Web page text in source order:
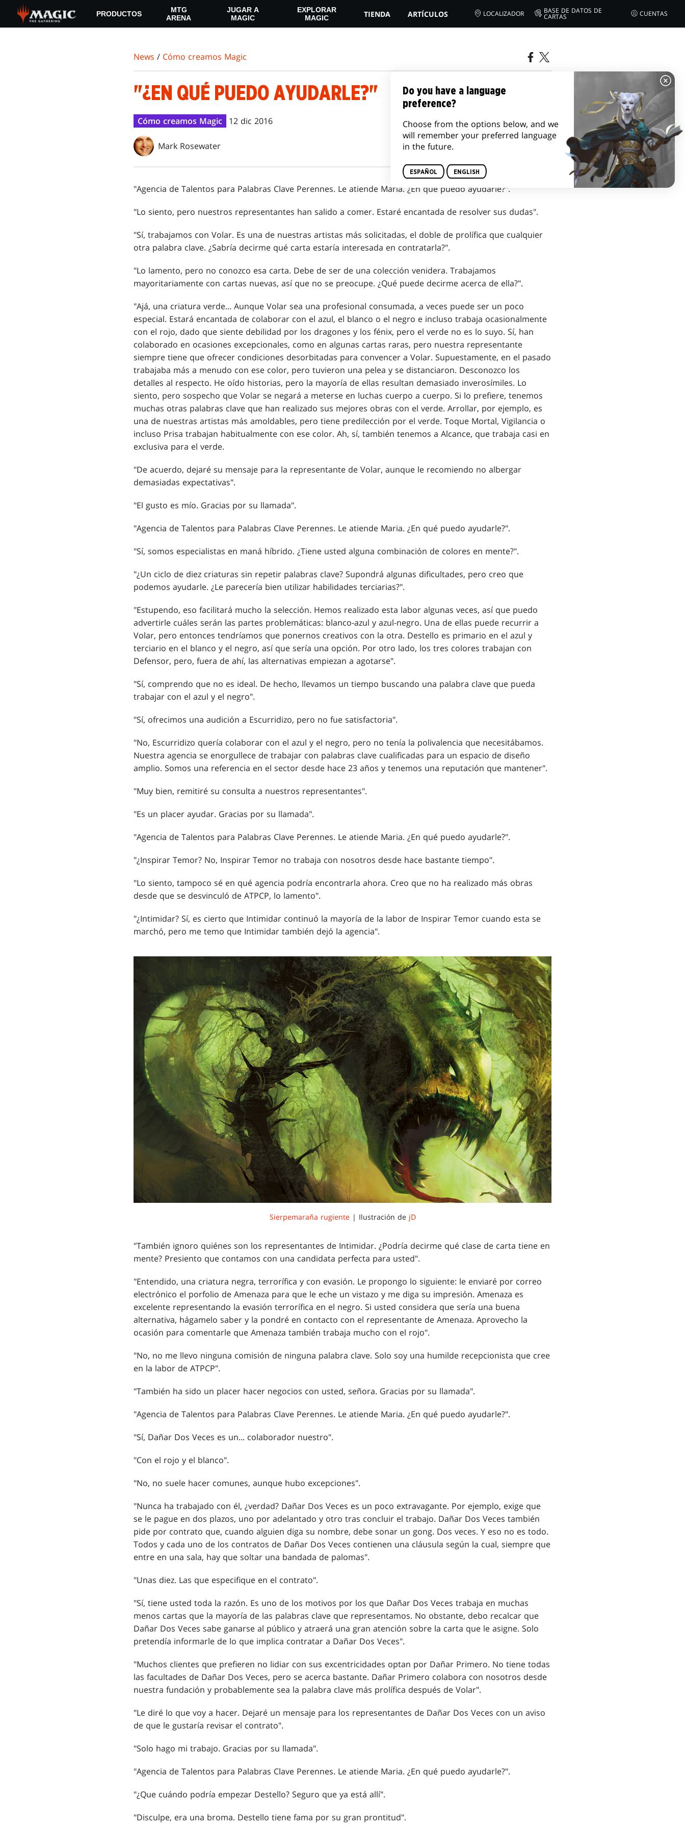
main
PRODUCTOS
MTG
ARENA
JUGAR A
MAGIC
EXPLORAR
MAGIC
TIENDA ARTÍCULOS LOCALIZADOR BASE DE DATOS DE
CARTAS CUENTAS
News / Cómo creamos Magic
"¿EN QUÉ PUEDO AYUDARLE?"
Cómo creamos Magic 12 dic 2016
Mark Rosewater
"Agencia de Talentos para Palabras Clave Perennes. Le atiende Maria. ¿En qué puedo ayudarle?".
"Lo siento, pero nuestros representantes han salido a comer. Estaré encantada de resolver sus dudas".
"Sí, trabajamos con Volar. Es una de nuestras artistas más solicitadas, el doble de prolífica que cualquier
otra palabra clave. ¿Sabría decirme qué carta estaría interesada en contratarla?".
"Lo lamento, pero no conozco esa carta. Debe de ser de una colección venidera. Trabajamos
mayoritariamente con cartas nuevas, así que no se preocupe. ¿Qué puede decirme acerca de ella?".
"Ajá, una criatura verde... Aunque Volar sea una profesional consumada, a veces puede ser un poco
especial. Estará encantada de colaborar con el azul, el blanco o el negro e incluso trabaja ocasionalmente
con el rojo, dado que siente debilidad por los dragones y los fénix, pero el verde no es lo suyo. Sí, han
colaborado en ocasiones excepcionales, como en algunas cartas raras, pero nuestra representante
siempre tiene que ofrecer condiciones desorbitadas para convencer a Volar. Supuestamente, en el pasado
trabajaba más a menudo con ese color, pero tuvieron una pelea y se distanciaron. Desconozco los
detalles al respecto. He oído historias, pero la mayoría de ellas resultan demasiado inverosímiles. Lo
siento, pero sospecho que Volar se negará a meterse en luchas cuerpo a cuerpo. Si lo prefiere, tenemos
muchas otras palabras clave que han realizado sus mejores obras con el verde. Arrollar, por ejemplo, es
una de nuestras artistas más amoldables, pero tiene predilección por el verde. Toque Mortal, Vigilancia o
incluso Prisa trabajan habitualmente con ese color. Ah, sí, también tenemos a Alcance, que trabaja casi en
exclusiva para el verde.
"De acuerdo, dejaré su mensaje para la representante de Volar, aunque le recomiendo no albergar
demasiadas expectativas".
"El gusto es mío. Gracias por su llamada".
"Agencia de Talentos para Palabras Clave Perennes. Le atiende Maria. ¿En qué puedo ayudarle?".
"Sí, somos especialistas en maná híbrido. ¿Tiene usted alguna combinación de colores en mente?".
"¿Un ciclo de diez criaturas sin repetir palabras clave? Supondrá algunas dificultades, pero creo que
podemos ayudarle. ¿Le parecería bien utilizar habilidades terciarias?".
"Estupendo, eso facilitará mucho la selección. Hemos realizado esta labor algunas veces, así que puedo
advertirle cuáles serán las partes problemáticas: blanco-azul y azul-negro. Una de ellas puede recurrir a
Volar, pero entonces tendríamos que ponernos creativos con la otra. Destello es primario en el azul y
terciario en el blanco y el negro, así que sería una opción. Por otro lado, los tres colores trabajan con
Defensor, pero, fuera de ahí, las alternativas empiezan a agotarse".
"Sí, comprendo que no es ideal. De hecho, llevamos un tiempo buscando una palabra clave que pueda
trabajar con el azul y el negro".
"Sí, ofrecimos una audición a Escurridizo, pero no fue satisfactoria".
"No, Escurridizo quería colaborar con el azul y el negro, pero no tenía la polivalencia que necesitábamos.
Nuestra agencia se enorgullece de trabajar con palabras clave cualificadas para un espacio de diseño
amplio. Somos una referencia en el sector desde hace 23 años y tenemos una reputación que mantener".
"Muy bien, remitiré su consulta a nuestros representantes".
"Es un placer ayudar. Gracias por su llamada".
"Agencia de Talentos para Palabras Clave Perennes. Le atiende Maria. ¿En qué puedo ayudarle?".
"¿Inspirar Temor? No, Inspirar Temor no trabaja con nosotros desde hace bastante tiempo".
"Lo siento, tampoco sé en qué agencia podría encontrarla ahora. Creo que no ha realizado más obras
desde que se desvinculó de ATPCP, lo lamento".
"¿Intimidar? Sí, es cierto que Intimidar continuó la mayoría de la labor de Inspirar Temor cuando esta se
marchó, pero me temo que Intimidar también dejó la agencia".
Sierpemaraña rugiente | Ilustración de jD
"También ignoro quiénes son los representantes de Intimidar. ¿Podría decirme qué clase de carta tiene en
mente? Presiento que contamos con una candidata perfecta para usted".
"Entendido, una criatura negra, terrorífica y con evasión. Le propongo lo siguiente: le enviaré por correo
electrónico el porfolio de Amenaza para que le eche un vistazo y me diga su impresión. Amenaza es
excelente representando la evasión terrorífica en el negro. Si usted considera que sería una buena
alternativa, hágamelo saber y la pondré en contacto con el representante de Amenaza. Aprovecho la
ocasión para comentarle que Amenaza también trabaja mucho con el rojo".
"No, no me llevo ninguna comisión de ninguna palabra clave. Solo soy una humilde recepcionista que cree
en la labor de ATPCP".
"También ha sido un placer hacer negocios con usted, señora. Gracias por su llamada".
"Agencia de Talentos para Palabras Clave Perennes. Le atiende Maria. ¿En qué puedo ayudarle?".
"Sí, Dañar Dos Veces es un... colaborador nuestro".
"Con el rojo y el blanco".
"No, no suele hacer comunes, aunque hubo excepciones".
"Nunca ha trabajado con él, ¿verdad? Dañar Dos Veces es un poco extravagante. Por ejemplo, exige que
se le pague en dos plazos, uno por adelantado y otro tras concluir el trabajo. Dañar Dos Veces también
pide por contrato que, cuando alguien diga su nombre, debe sonar un gong. Dos veces. Y eso no es todo.
Todos y cada uno de los contratos de Dañar Dos Veces contienen una cláusula según la cual, siempre que
entre en una sala, hay que soltar una bandada de palomas".
"Unas diez. Las que especifique en el contrato".
"Sí, tiene usted toda la razón. Es uno de los motivos por los que Dañar Dos Veces trabaja en muchas
menos cartas que la mayoría de las palabras clave que representamos. No obstante, debo recalcar que
Dañar Dos Veces sabe ganarse al público y atraerá una gran atención sobre la carta que le asigne. Solo
pretendía informarle de lo que implica contratar a Dañar Dos Veces".
"Muchos clientes que prefieren no lidiar con sus excentricidades optan por Dañar Primero. No tiene todas
las facultades de Dañar Dos Veces, pero se acerca bastante. Dañar Primero colabora con nosotros desde
nuestra fundación y probablemente sea la palabra clave más prolífica después de Volar".
"Le diré lo que voy a hacer. Dejaré un mensaje para los representantes de Dañar Dos Veces con un aviso
de que le gustaría revisar el contrato".
"Solo hago mi trabajo. Gracias por su llamada".
"Agencia de Talentos para Palabras Clave Perennes. Le atiende Maria. ¿En qué puedo ayudarle?".
"¿Que cuándo podría empezar Destello? Seguro que ya está allí".
"Disculpe, era una broma. Destello tiene fama por su gran prontitud".
Do you have a language
preference?
Choose from the options below, and we
will remember your preferred language
in the future.
ESPAÑOL ENGLISH